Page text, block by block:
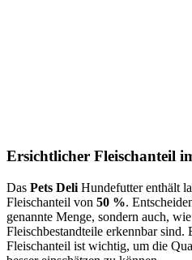
Ersichtlicher Fleischanteil
Das Pets Deli Hundefutter enthält
Fleischanteil von 50 %.
genannte Menge, sondern auch,
Fleischbestandteile erkennbar sind.
Fleischanteil ist wichtig, um die